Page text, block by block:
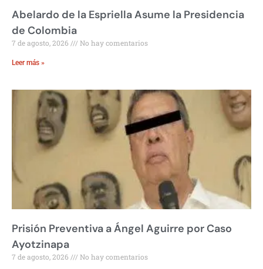
Abelardo de la Espriella Asume la Presidencia
de Colombia
7 de agosto, 2026 No hay comentarios
Leer más »
Prisión Preventiva a Ángel Aguirre por Caso
Ayotzinapa
7 de agosto, 2026 No hay comentarios